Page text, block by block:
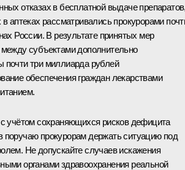
отказах в бесплатной выдаче
в аптеках рассматривались прокурорами
России. В результате принятых мер
между субъектами дополнительно
почти три миллиарда рублей
обеспечения граждан лекарствами
учётом сохраняющихся рисков дефицита
поручаю прокурорам держать ситуацию под
Не допускайте случаев искажения
органами здравоохранения реальной